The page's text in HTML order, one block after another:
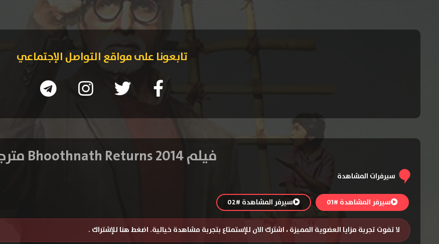
تابعونا على مواقع التواصل الإجتماعي
فيلم Bhoothnath Returns 2014 مترجم
سيرفرات المشاهدة
سيرفر المشاهدة #01 سيرفر المشاهدة #02
لا تفوت تجربة مزايا العضوية المميزة ، اشترك الان للإستمتاع بتجربة مشاهدة خيالية. اضغط هنا للإشتراك .